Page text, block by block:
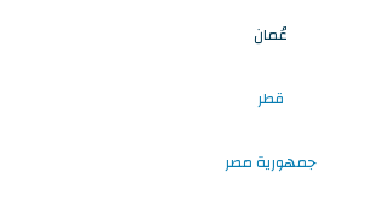
عُمان
قطر
جمهورية مصر